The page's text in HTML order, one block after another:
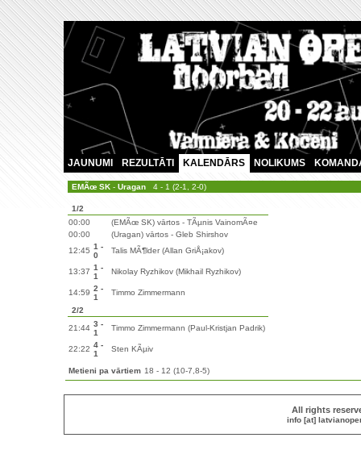
JAUNUMI REZULTĀTI KALENDĀRS NOLIKUMS
EMÃœ SK- Uragan4 - 1 (2-1, 2-0)
1/2
00:00
(EMÃœ SK) vārtos - TÃµnis VainomÃ¤e
00:00
(Uragan) vārtos - Gleb Shirshov
12:45 1 -
0
Talis MÃ¶lder (Allan GriÅ¡akov)
13:37 1 -
1
Nikolay Ryzhikov (Mikhail Ryzhikov)
14:59 2 -
1
Timmo Zimmermann
2/2
21:44 3 -
1
Timmo Zimmermann (Paul-Kristjan Padrik)
22:22 4 -
1
Sten KÃµiv
Metieni pa vārtiem 18 - 12 (10-7,8-5)
All rights
info [at]